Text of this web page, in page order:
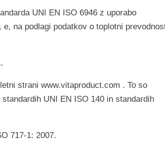
UNI EN ISO 6946 z uporabo
na podlagi podatkov o toplotni
strani www.vitaproduct.com . To so
UNI EN ISO 140 in standardih
717-1: 2007.